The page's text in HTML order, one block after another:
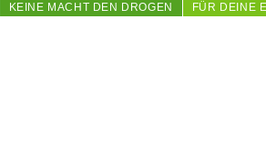
KEINE MACHT DEN DROGEN FÜR DEINE